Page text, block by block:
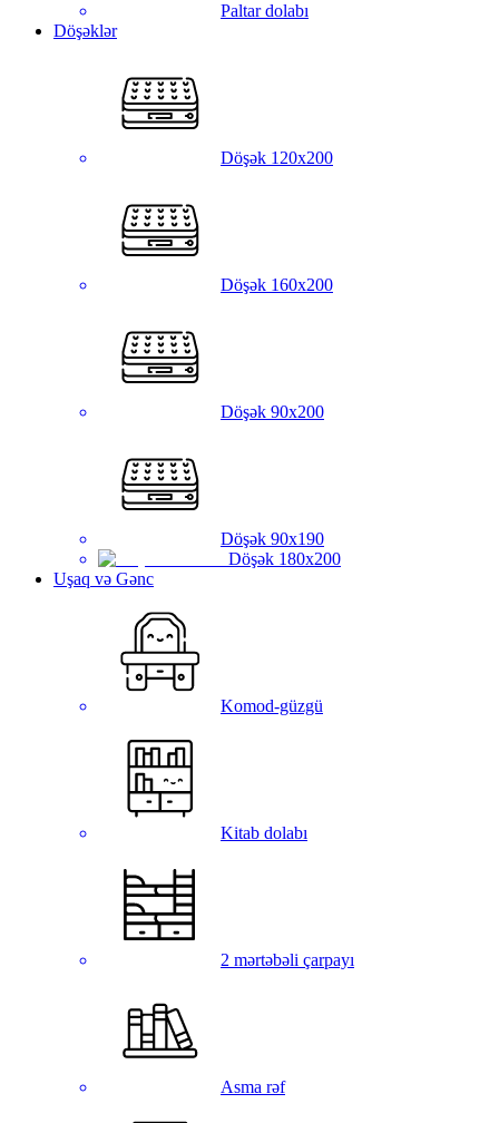
Paltar dolabı
Döşəklər
Döşək 120x200
Döşək 160x200
Döşək 90x200
Döşək 90x190
Döşək 180x200
Uşaq və Gənc
Komod-güzgü
Kitab dolabı
2 mərtəbəli çarpayı
Asma rəf